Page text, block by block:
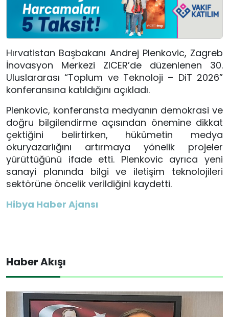
Hırvatistan Başbakanı Andrej Plenkovic, Zagreb
İnovasyon Merkezi ZICER’de düzenlenen 30.
Uluslararası “Toplum ve Teknoloji – DiT 2026”
konferansına katıldığını açıkladı.
Plenkovic, konferansta medyanın demokrasi ve
doğru bilgilendirme açısından önemine dikkat
çektiğini belirtirken, hükümetin medya
okuryazarlığını artırmaya yönelik projeler
yürüttüğünü ifade etti. Plenkovic ayrıca yeni
sanayi planında bilgi ve iletişim teknolojileri
sektörüne öncelik verildiğini kaydetti.
Hibya Haber Ajansı
Haber Akışı